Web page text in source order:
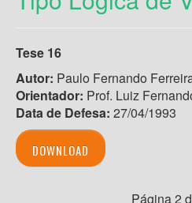
Tese 16
Autor: Paulo Fernando
Orientador: Prof. Luiz
Data de Defesa: 27/04/1993
DOWNLOAD
Página 2